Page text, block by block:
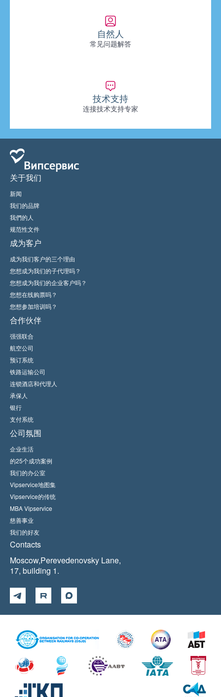
自然人
常见问题解答
技术支持
连接技术支持专家
关于我们
新闻
我们的品牌
我們的人
规范性文件
成为客户
成为我们客户的三个理由
您想成为我们的子代理吗？
您想成为我们的企业客户吗？
您想在线购票吗？
您想参加培训吗？
合作伙伴
强强联合
航空公司
预订系统
铁路运输公司
连锁酒店和代理人
承保人
银行
支付系统
公司氛围
企业生活
的25个成功案例
我们的办公室
Vipservice地图集
Vipservice的传统
MBA Vipservice
慈善事业
我们的好友
Contacts
Moscow,Perevedenovsky Lane,
17, building 1.